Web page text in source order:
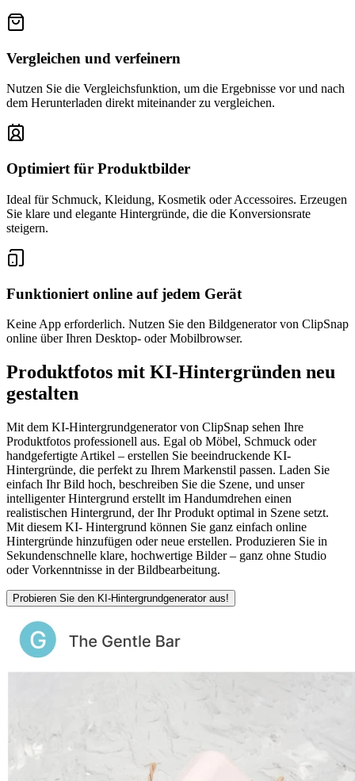
Vergleichen und verfeinern
Nutzen Sie die Vergleichsfunktion, um die Ergebnisse vor und nach
dem Herunterladen direkt miteinander zu vergleichen.
Optimiert für Produktbilder
Ideal für Schmuck, Kleidung, Kosmetik oder Accessoires. Erzeugen
Sie klare und elegante Hintergründe, die die Konversionsrate
steigern.
Funktioniert online auf jedem Gerät
Keine App erforderlich. Nutzen Sie den Bildgenerator von ClipSnap
online über Ihren Desktop- oder Mobilbrowser.
Produktfotos mit KI-Hintergründen neu
gestalten
Mit dem KI-Hintergrundgenerator von ClipSnap sehen Ihre
Produktfotos professionell aus. Egal ob Möbel, Schmuck oder
handgefertigte Artikel – erstellen Sie beeindruckende KI-
Hintergründe, die perfekt zu Ihrem Markenstil passen. Laden Sie
einfach Ihr Bild hoch, beschreiben Sie die Szene, und unser
intelligenter Hintergrund erstellt im Handumdrehen einen
realistischen Hintergrund, der Ihr Produkt optimal in Szene setzt.
Mit diesem KI- Hintergrund können Sie ganz einfach online
Hintergründe hinzufügen oder neue erstellen. Produzieren Sie in
Sekundenschnelle klare, hochwertige Bilder – ganz ohne Studio
oder Vorkenntnisse in der Bildbearbeitung.
Probieren Sie den KI-Hintergrundgenerator aus!